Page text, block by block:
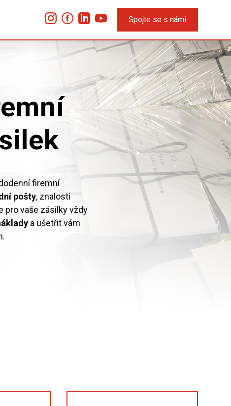
Spojte se s námi
firemní
pošty, znalosti
pro vaše zásilky vždy
a ušetřit vám